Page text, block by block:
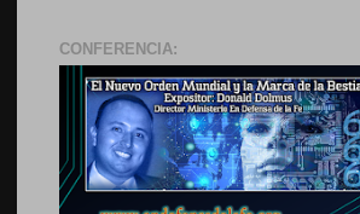
CONFERENCIA: